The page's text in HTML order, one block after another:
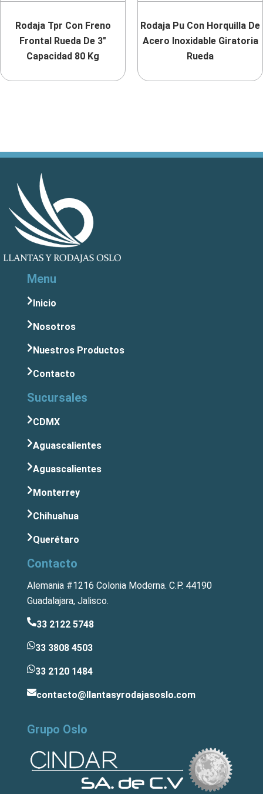
Rodaja Tpr Con Freno
Frontal Rueda De 3″
Capacidad 80 Kg
Rodaja Pu Con Horquilla De
Acero Inoxidable Giratoria
Rueda
Menu
Inicio
Nosotros
Nuestros Productos
Contacto
Sucursales
CDMX
Aguascalientes
Aguascalientes
Monterrey
Chihuahua
Querétaro
Contacto
Alemania #1216 Colonia Moderna. C.P. 44190
Guadalajara, Jalisco.
33 2122 5748
33 3808 4503
33 2120 1484
contacto@llantasyrodajasoslo.com
Grupo Oslo